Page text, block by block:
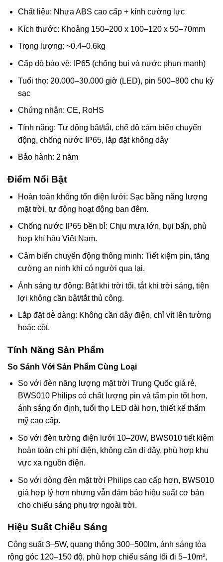
Chất liệu: Nhựa ABS cao cấp + kính cường lực
Kích thước: Khoảng 150–200 x 100–120 x 50–70mm
Trọng lượng: ~0.4–0.6kg
Cấp độ bảo vệ: IP65 (chống bụi và nước phun mạnh)
Tuổi thọ: 20.000–30.000 giờ (LED), pin 500–800 chu kỳ
sạc
Chứng nhận: CE, RoHS
Tính năng: Tự động bật/tắt, chế độ cảm biến chuyển
động, chống nước IP65, lắp đặt không dây
Bảo hành: 2 năm
Điểm Nổi Bật
Hoàn toàn không tốn điện lưới: Sạc bằng năng lượng
mặt trời, tự động hoạt động ban đêm.
Chống nước IP65 bền bỉ: Chịu mưa lớn, bụi bẩn, phù
hợp khí hậu Việt Nam.
Cảm biến chuyển động thông minh: Tiết kiệm pin, tăng
cường an ninh khi có người qua lại.
Ánh sáng tự động: Bật khi trời tối, tắt khi trời sáng, tiện
lợi không cần bật/tắt thủ công.
Lắp đặt dễ dàng: Không cần dây điện, chỉ vít lên tường
hoặc cột.
Tính Năng Sản Phẩm
So Sánh Với Sản Phẩm Cùng Loại
So với đèn năng lượng mặt trời Trung Quốc giá rẻ,
BWS010 Philips có chất lượng pin và tấm pin tốt hơn,
ánh sáng ổn định, tuổi thọ LED dài hơn, thiết kế thẩm
mỹ cao cấp.
So với đèn tường điện lưới 10–20W, BWS010 tiết kiệm
hoàn toàn chi phí điện, không cần đi dây, phù hợp khu
vực xa nguồn điện.
So với dòng đèn mặt trời Philips cao cấp hơn, BWS010
giá hợp lý hơn nhưng vẫn đảm bảo hiệu suất cơ bản
cho chiếu sáng phụ trợ ngoài trời.
Hiệu Suất Chiếu Sáng
Công suất 3–5W, quang thông 300–500lm, ánh sáng tỏa
rộng góc 120–150 độ, phù hợp chiếu sáng lối đi 5–10m²,